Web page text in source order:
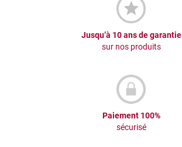
Jusqu’à 10 ans de garantie
sur nos produits
Paiement 100%
sécurisé